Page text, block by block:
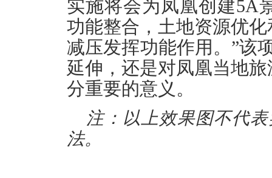
实施将会为凤凰创建5A
功能整合，土地资源优
减压发挥功能作用。”该
延伸，还是对凤凰当地
分重要的意义。
注：以上效果图不代
法。